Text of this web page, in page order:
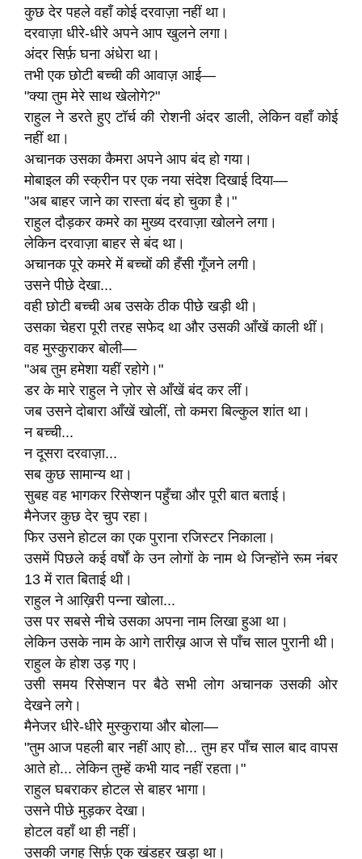
कुछ देर पहले वहाँ कोई दरवाज़ा नहीं था।
दरवाज़ा धीरे-धीरे अपने आप खुलने लगा।
अंदर सिर्फ़ घना अंधेरा था।
तभी एक छोटी बच्ची की आवाज़ आई—
"क्या तुम मेरे साथ खेलोगे?"
राहुल ने डरते हुए टॉर्च की रोशनी अंदर डाली, लेकिन वहाँ कोई
नहीं था।
अचानक उसका कैमरा अपने आप बंद हो गया।
मोबाइल की स्क्रीन पर एक नया संदेश दिखाई दिया—
"अब बाहर जाने का रास्ता बंद हो चुका है।"
राहुल दौड़कर कमरे का मुख्य दरवाज़ा खोलने लगा।
लेकिन दरवाज़ा बाहर से बंद था।
अचानक पूरे कमरे में बच्चों की हँसी गूँजने लगी।
उसने पीछे देखा...
वही छोटी बच्ची अब उसके ठीक पीछे खड़ी थी।
उसका चेहरा पूरी तरह सफेद था और उसकी आँखें काली थीं।
वह मुस्कुराकर बोली—
"अब तुम हमेशा यहीं रहोगे।"
डर के मारे राहुल ने ज़ोर से आँखें बंद कर लीं।
जब उसने दोबारा आँखें खोलीं, तो कमरा बिल्कुल शांत था।
न बच्ची...
न दूसरा दरवाज़ा...
सब कुछ सामान्य था।
सुबह वह भागकर रिसेप्शन पहुँचा और पूरी बात बताई।
मैनेजर कुछ देर चुप रहा।
फिर उसने होटल का एक पुराना रजिस्टर निकाला।
उसमें पिछले कई वर्षों के उन लोगों के नाम थे जिन्होंने रूम नंबर
13 में रात बिताई थी।
राहुल ने आख़िरी पन्ना खोला...
उस पर सबसे नीचे उसका अपना नाम लिखा हुआ था।
लेकिन उसके नाम के आगे तारीख़ आज से पाँच साल पुरानी थी।
राहुल के होश उड़ गए।
उसी समय रिसेप्शन पर बैठे सभी लोग अचानक उसकी ओर
देखने लगे।
मैनेजर धीरे-धीरे मुस्कुराया और बोला—
"तुम आज पहली बार नहीं आए हो... तुम हर पाँच साल बाद वापस
आते हो... लेकिन तुम्हें कभी याद नहीं रहता।"
राहुल घबराकर होटल से बाहर भागा।
उसने पीछे मुड़कर देखा।
होटल वहाँ था ही नहीं।
उसकी जगह सिर्फ़ एक खंडहर खड़ा था।